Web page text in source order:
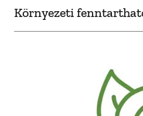
Környezeti